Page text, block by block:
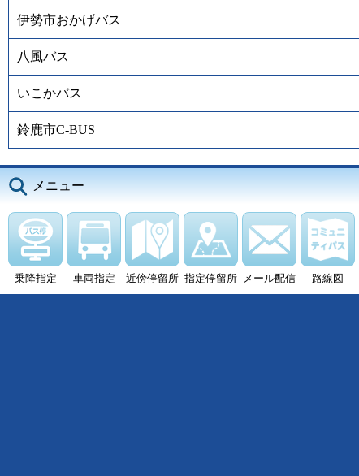
伊勢市おかげバス
八風バス
いこかバス
鈴鹿市C-BUS
メニュー
乗降指定 車両指定 近傍停留所 指定停留所 メール配信 路線図